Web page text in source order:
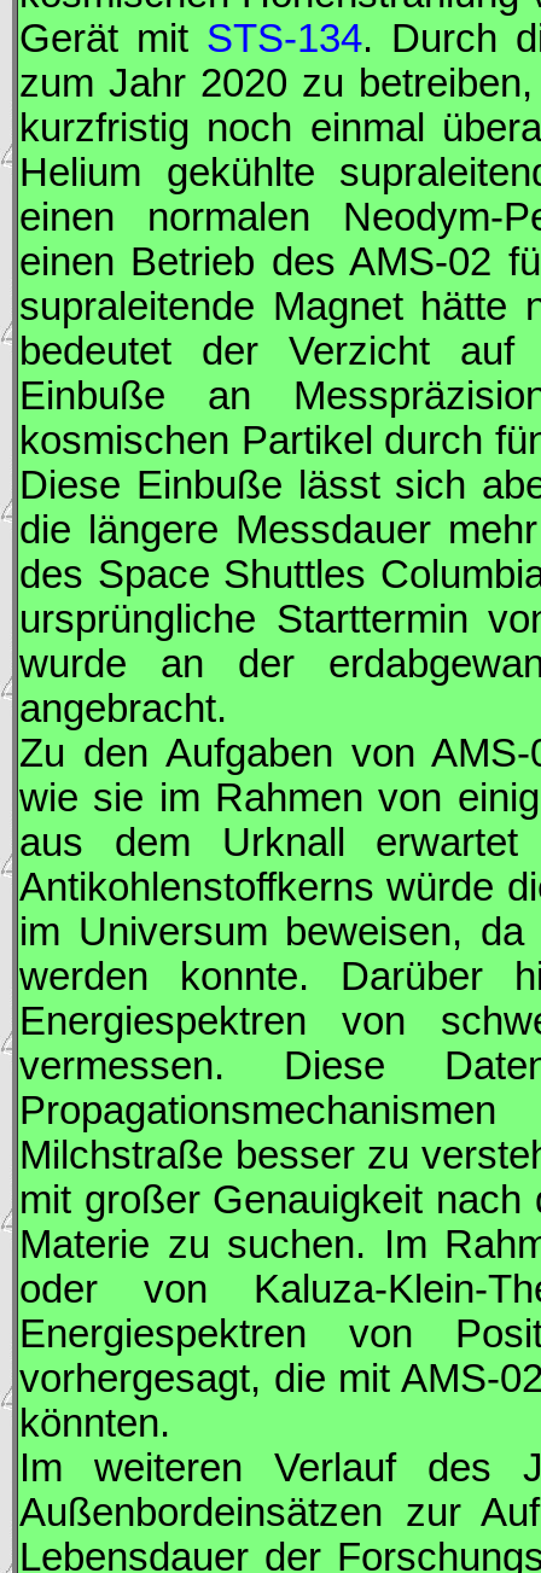
Gerät mit STS-134. Durch
zum Jahr 2020 zu
kurzfristig noch einmal
Helium gekühlte
einen normalen Neodym-
einen Betrieb desAMS-02
supraleitende Magnet hätte
bedeutet der Verzicht
Einbuße an
kosmischen Partikel durch
Diese Einbuße lässt sich
die längere Messdauer
des Space Shuttles
ursprüngliche Starttermin
wurde an der
angebracht.
Zu den Aufgaben vonAMS-
wie sie im Rahmen von
aus dem Urknall
Antikohlenstoffkerns würde
im Universum beweisen,
werden konnte. Darüber
Energiespektren von
vermessen. Diese
Milchstraße besser zu
mit großer Genauigkeit nach
Materie zu suchen. Im
oder von Kaluza-Klein-
Energiespektren von
vorhergesagt, die mit AMS-
könnten.
Im weiteren Verlauf des
Außenbordeinsätzen zur
Lebensdauer der